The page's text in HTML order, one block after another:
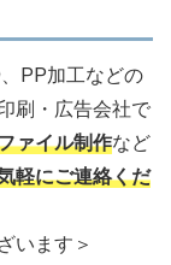
PP加工などの
刷・広告会社で
ァイル制作など
軽にご連絡くだ
います＞